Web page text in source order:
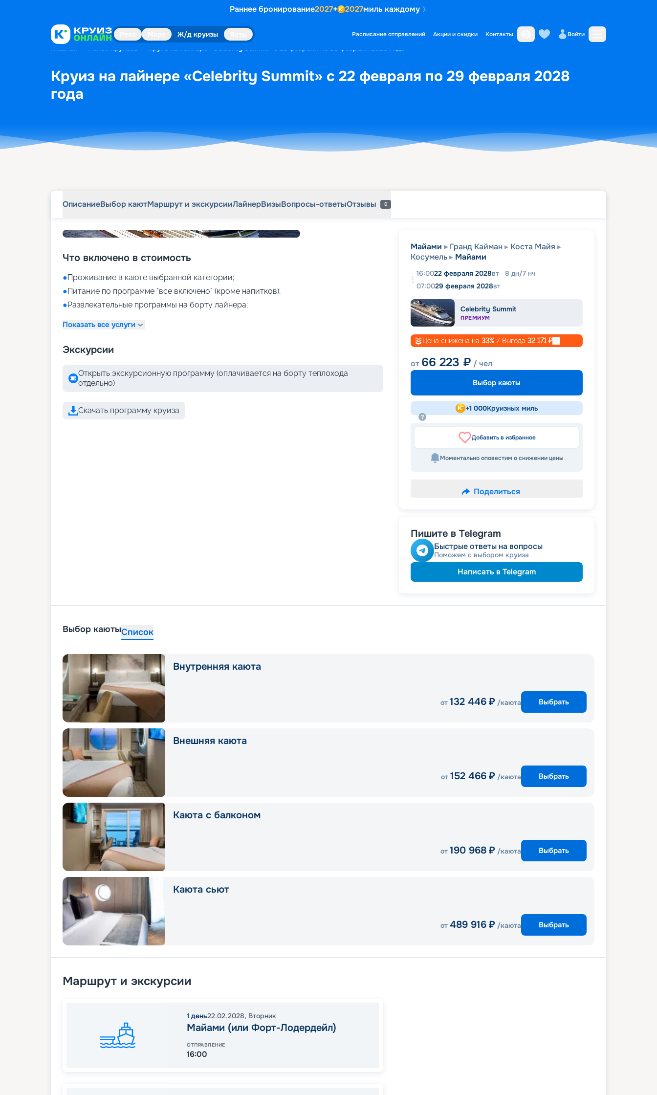
Раннее бронирование2027+ 2027миль каждому
Ж/д круизы Расписание отправлений Акции и скидки Контакты Войти
Главная Поиск круизов Круиз на лайнере «Celebrity Summit» с 22 февраля по 29 февраля 2028 года
Круиз на лайнере «Celebrity Summit» с 22 февраля по 29 февраля 2028
года
ОписаниеВыбор каютМаршрут и экскурсииЛайнерВизыВопросы-ответыОтзывы 0
Что включено в стоимость
●Проживание в каюте выбранной категории;
●Питание по программе "все включено" (кроме напитков);
●Развлекательные программы на борту лайнера;
Показать все услуги
Экскурсии
Открыть экскурсионную программу (оплачивается на борту теплохода
отдельно)
Скачать программу круиза
Майами Гранд Кайман
Коста Майя
Косумель
Майами
16:0022 февраля 2028вт 8 дн/7 нч
07:0029 февраля 2028вт
Celebrity Summit
ПРЕМИУМ
Цена снижена на 33% / Выгода 32 171₽
от 66 223 ₽ / чел
Выбор каюты
+1 000Круизных миль
Добавить в избранное
Моментально оповестим о снижении цены
Поделиться
Пишите в Telegram
Быстрые ответы на вопросы
Поможем с выбором круиза
Написать в Telegram
Выбор каютыСписок
Внутренняя каюта
от 132 446 ₽ /каюта Выбрать
Внешняя каюта
от 152 466 ₽ /каюта Выбрать
Каюта с балконом
от 190 968 ₽ /каюта Выбрать
Каюта сьют
от 489 916 ₽ /каюта Выбрать
Маршрут и экскурсии
1 день22.02.2028, Вторник
Майами (или Форт-Лодердейл)
ОТПРАВЛЕНИЕ
16:00